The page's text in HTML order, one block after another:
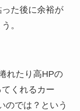
た後に余裕が
。
れたり高HPの
くれるカー
のでは？という